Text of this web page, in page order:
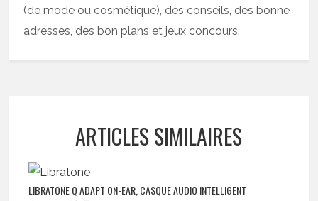
(de mode ou cosmétique), des conseils, des bonne
adresses, des bon plans et jeux concours.
ARTICLES SIMILAIRES
LIBRATONE Q ADAPT ON-EAR, CASQUE AUDIO INTELLIGENT